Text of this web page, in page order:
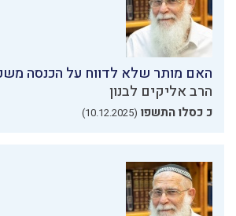
האם מותר שלא לדווח על הכנסה
הרב אליקים לבנון
כ כסלו התשפו (10.12.2025)